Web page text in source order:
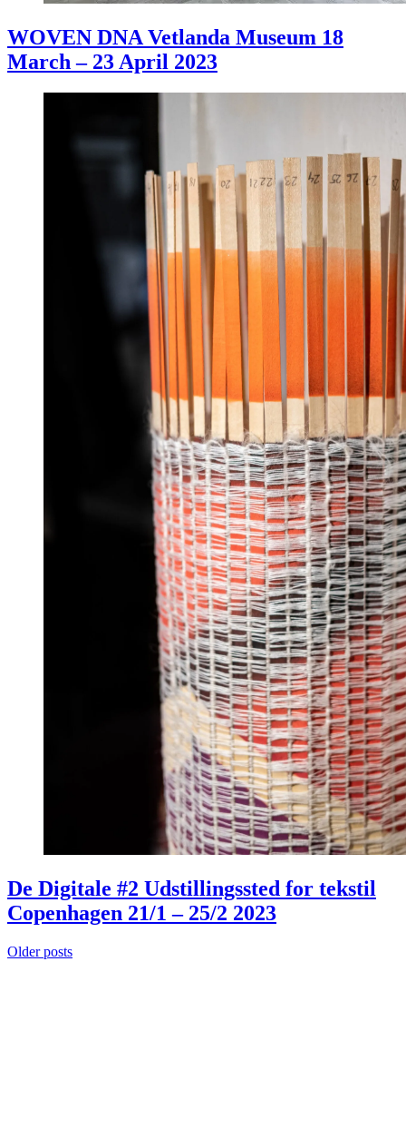
WOVEN DNA Vetlanda Museum 18
March – 23 April 2023
De Digitale #2 Udstillingssted for tekstil
Copenhagen 21/1 – 25/2 2023
Posts
Older posts